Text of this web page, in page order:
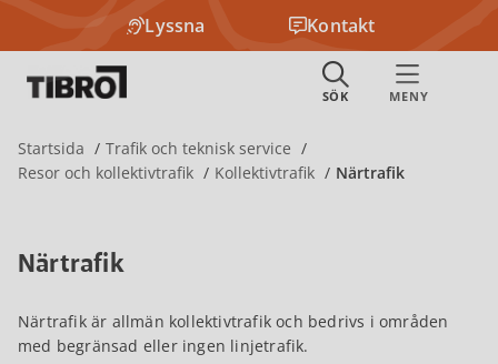
Lyssna Kontakt
Startsida
Trafik och teknisk service
Resor och kollektivtrafik
Kollektivtrafik Närtrafik
Närtrafik
Närtrafik är allmän kollektivtrafik och bedrivs i områden
med begränsad eller ingen linjetrafik.